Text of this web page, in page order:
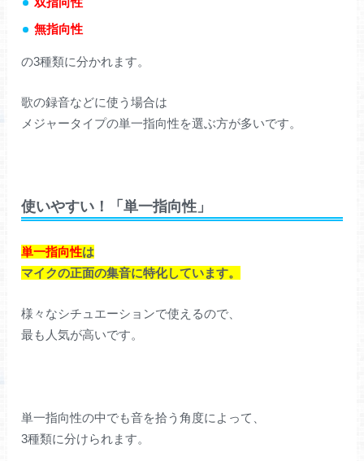
無指向性
の3種類に分かれます。
歌の録音などに使う場合は
メジャータイプの単一指向性を選ぶ方が多いです。
使いやすい！「単一指向性」
単一指向性は
マイクの正面の集音に特化しています。
様々なシチュエーションで使えるので、
最も人気が高いです。
単一指向性の中でも音を拾う角度によって、
3種類に分けられます。